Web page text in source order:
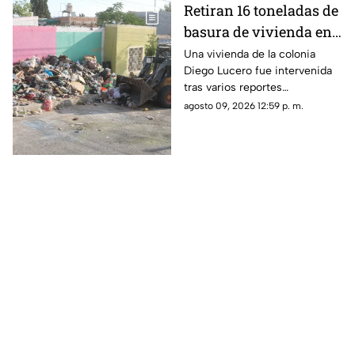
Retiran 16 toneladas de
basura de vivienda en
la colonia Diego Lucero
Una vivienda de la colonia
Diego Lucero fue intervenida
tras varios reportes
ciudadanos por acumulación
agosto 09, 2026 12:59 p. m.